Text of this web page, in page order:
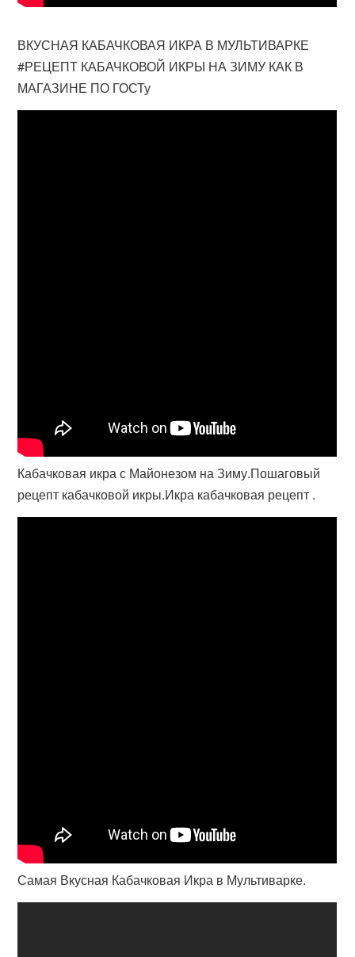
ВКУСНАЯ КАБАЧКОВАЯ ИКРА В МУЛЬТИВАРКЕ
#РЕЦЕПТ КАБАЧКОВОЙ ИКРЫ НА ЗИМУ КАК В
МАГАЗИНЕ ПО ГОСТу
Кабачковая икра с Майонезом на Зиму.Пошаговый
рецепт кабачковой икры.Икра кабачковая рецепт .
Самая Вкусная Кабачковая Икра в Мультиварке.